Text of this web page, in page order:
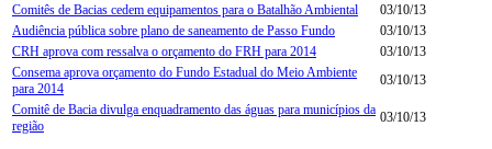
Comitês de Bacias cedem equipamentos para o Batalhão Ambiental
03/10/13
Audiência pública sobre plano de saneamento de Passo Fundo
03/10/13
CRH aprova com ressalva o orçamento do FRH para 2014
03/10/13
Consema aprova orçamento do Fundo Estadual do Meio Ambiente
para 2014
03/10/13
Comitê de Bacia divulga enquadramento das águas para municípios da
região
03/10/13